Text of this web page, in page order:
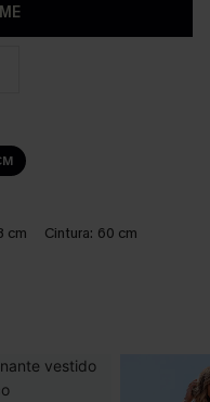
cm Cintura: 60 cm